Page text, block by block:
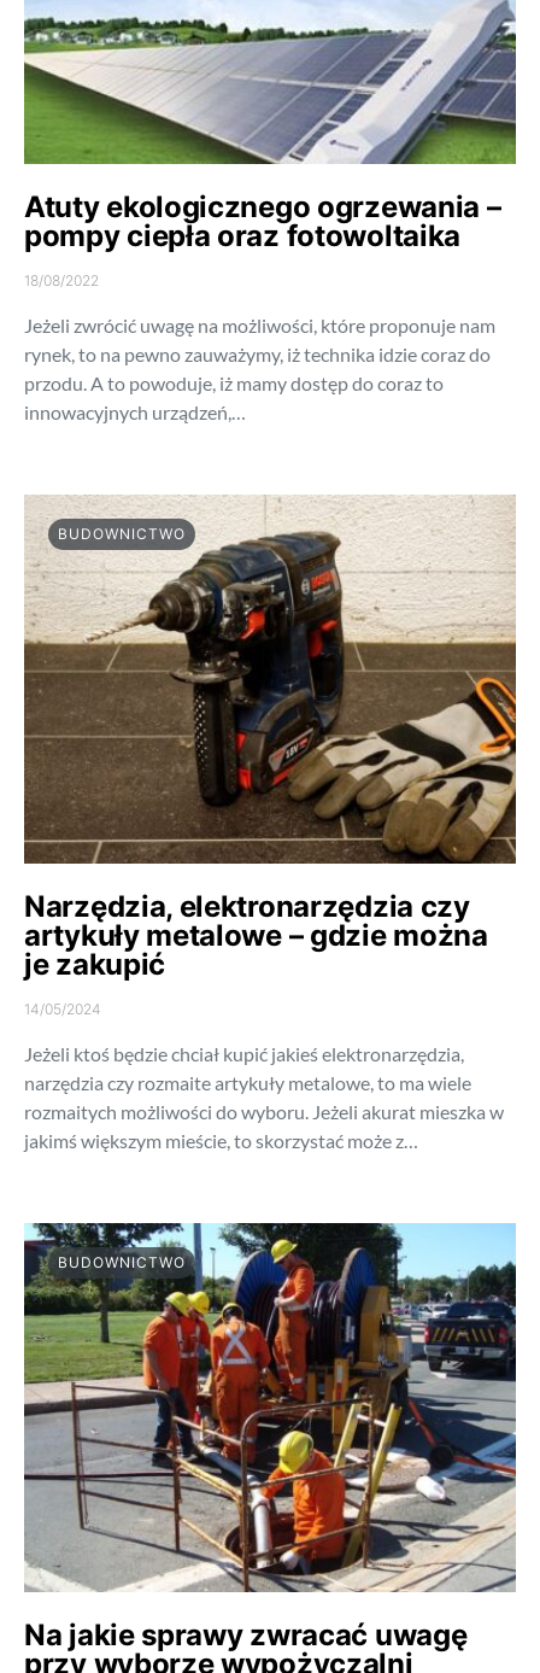
Atuty ekologicznego ogrzewania –
pompy ciepła oraz fotowoltaika
18/08/2022
Jeżeli zwrócić uwagę na możliwości, które proponuje nam
rynek, to na pewno zauważymy, iż technika idzie coraz do
przodu. A to powoduje, iż mamy dostęp do coraz to
innowacyjnych urządzeń,…
BUDOWNICTWO
Narzędzia, elektronarzędzia czy
artykuły metalowe – gdzie można
je zakupić
14/05/2024
Jeżeli ktoś będzie chciał kupić jakieś elektronarzędzia,
narzędzia czy rozmaite artykuły metalowe, to ma wiele
rozmaitych możliwości do wyboru. Jeżeli akurat mieszka w
jakimś większym mieście, to skorzystać może z…
BUDOWNICTWO
Na jakie sprawy zwracać uwagę
przy wyborze wypożyczalni